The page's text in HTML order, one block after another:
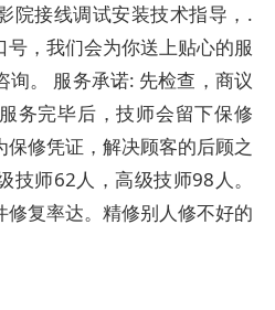
院接线调试安装技术指导，.
，我们会为你送上贴心的服
询。 服务承诺: 先检查，商议
务完毕后，技师会留下保修
修凭证，解决顾客的后顾之
技师62人，高级技师98人。
复率达。精修别人修不好的